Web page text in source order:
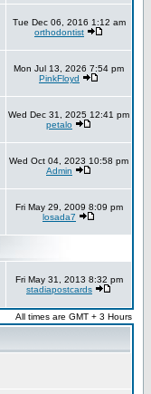
Tue Dec 06, 2016 1:12 am
orthodontist
Mon Jul 13, 2026 7:54 pm
PinkFloyd
Wed Dec 31, 2025 12:41 pm
petalo
Wed Oct 04, 2023 10:58 pm
Admin
Fri May 29, 2009 8:09 pm
losada7
Fri May 31, 2013 8:32 pm
stadiapostcards
All times are GMT + 3 Hours